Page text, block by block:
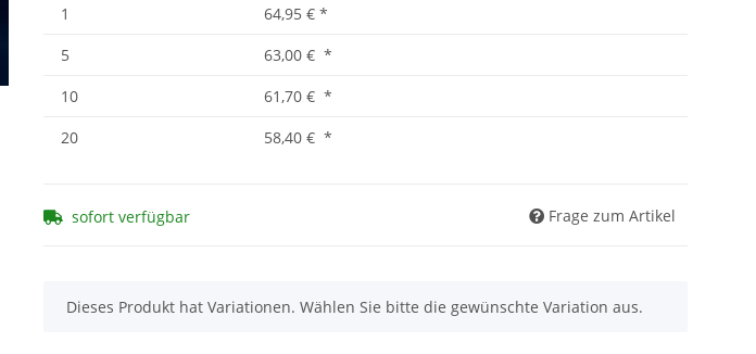
1 64,95 € *
5
63,00 € *
10
61,70 € *
20
58,40 € *
sofort verfügbar Frage zum Artikel
x
Dieses Produkt hat Variationen. Wählen Sie bitte die gewünschte Variation aus.